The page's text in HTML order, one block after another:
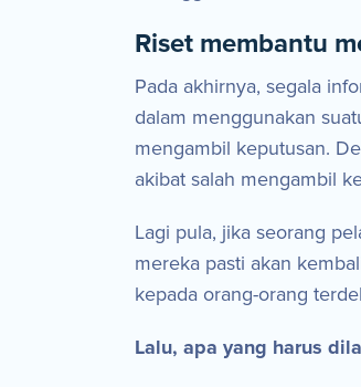
Riset membantu
Pada akhirnya, segala
dalam menggunakan
mengambil keputusan.
akibat salah mengambil
Lagi pula, jika seorang
mereka pasti akan
kepada orang-orang
Lalu, apa yang harus